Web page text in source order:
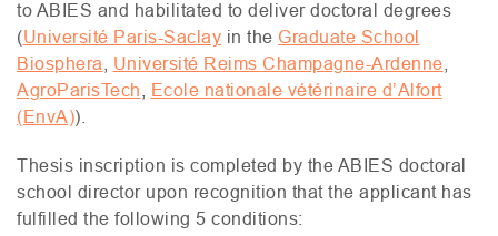
to ABIES and habilitated to deliver doctoral degrees
(Université Paris-Saclay in the Graduate School
Biosphera
Université Reims Champagne-Ardenne
AgroParisTech
Ecole nationale vétérinaire d’Alfort
(EnvA)).
Thesis inscription is completed by the ABIES doctoral
school director upon recognition that the applicant has
fulfilled the following 5 conditions: